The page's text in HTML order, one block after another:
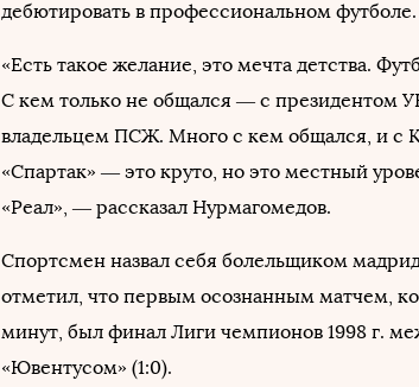
дебютировать в профессиональном футболе.
«Есть такое желание, это мечта детства.
С кем только не общался — с президентом
владельцем ПСЖ. Много с кем общался, и с
«Спартак» — это круто, но это местный
«Реал», — рассказал Нурмагомедов.
Спортсмен назвал себя болельщиком
отметил, что первым осознанным матчем,
минут, был финал Лиги чемпионов 1998 г.
«Ювентусом» (1:0).